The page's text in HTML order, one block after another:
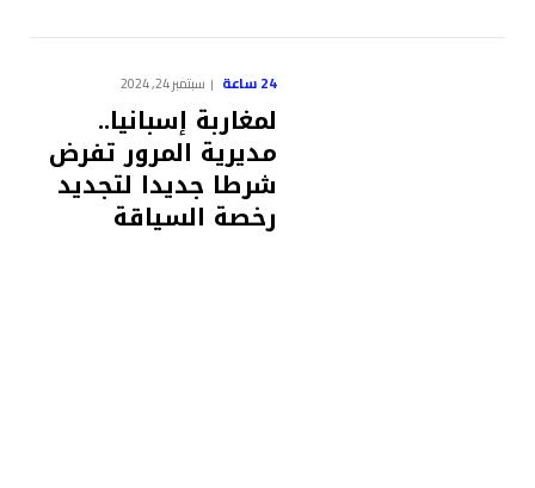
24 ساعة سبتمبر 24, 2024
لمغاربة إسبانيا..
مديرية المرور تفرض
شرطا جديدا لتجديد
رخصة السياقة